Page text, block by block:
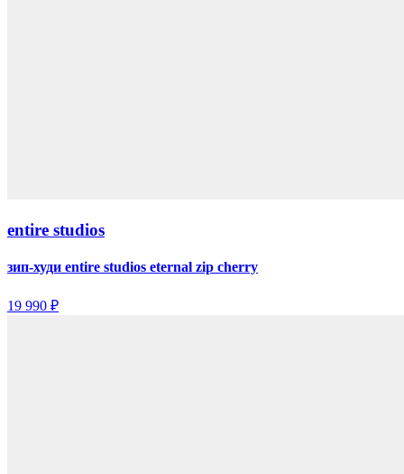
entire studios
зип-худи entire studios eternal zip cherry
19 990 ₽